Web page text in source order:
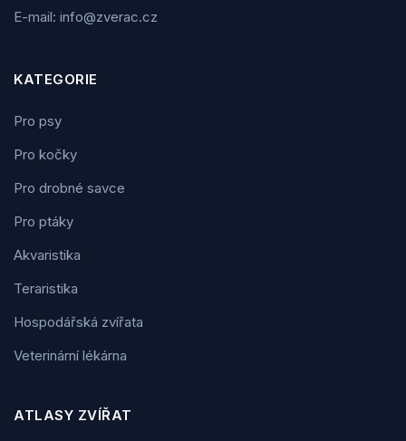
E-mail: info@zverac.cz
KATEGORIE
Pro psy
Pro kočky
Pro drobné savce
Pro ptáky
Akvaristika
Teraristika
Hospodářská zvířata
Veterinární lékárna
ATLASY ZVÍŘAT